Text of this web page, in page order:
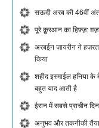
सऊदी अरब की 46वीं
पूरे क़ुरआन का हिफ़्ज़:
अरबईन ज़ायरीन ने
किया
शहीद इस्माईल हनिया
बहुत याद आती है
ईरान में सबसे प्राचीन
अनुभव और तकनीकी